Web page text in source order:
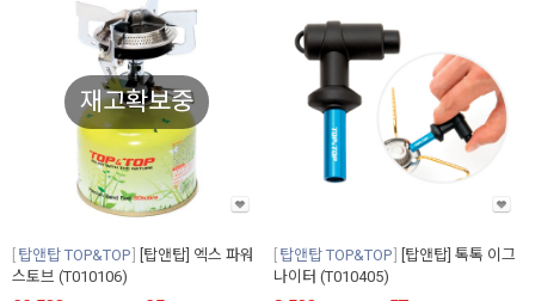
재고확보중
탑앤탑 TOP&TOP
[탑앤탑] 엑스 파워
스토브 (T010106)
탑앤탑 TOP&TOP
[탑앤탑] 톡톡 이그
나이터 (T010405)